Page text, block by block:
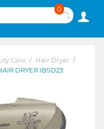
0
Care / Hair Dryer /
DRYER IBSD23